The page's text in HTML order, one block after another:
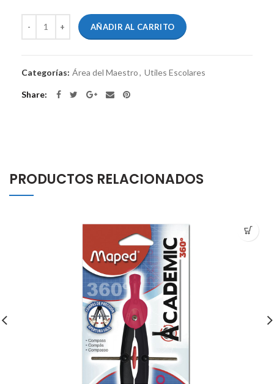
AÑADIR AL CARRITO
Categorías: Área del Maestro, Utiles Escolares
Share
PRODUCTOS RELACIONADOS